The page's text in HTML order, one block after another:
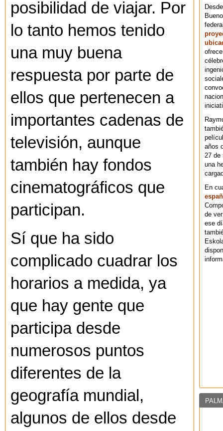
posibilidad de viajar. Por
lo tanto hemos tenido
una muy buena
respuesta por parte de
ellos que pertenecen a
importantes cadenas de
televisión, aunque
también hay fondos
cinematográficos que
participan.
Sí que ha sido
complicado cuadrar los
horarios a medida, ya
que hay gente que
participa desde
numerosos puntos
diferentes de la
geografía mundial,
algunos de ellos desde
años
27 de
una
En
de
ese